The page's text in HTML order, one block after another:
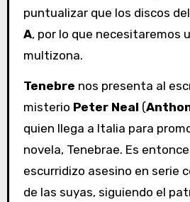
puntualizar que los discos
A, por lo que necesitaremos
multizona.
Tenebre nos presenta al
misterio Peter Neal (
quien llega a Italia para
novela, Tenebrae. Es
escurridizo asesino en serie
de las suyas, siguiendo el